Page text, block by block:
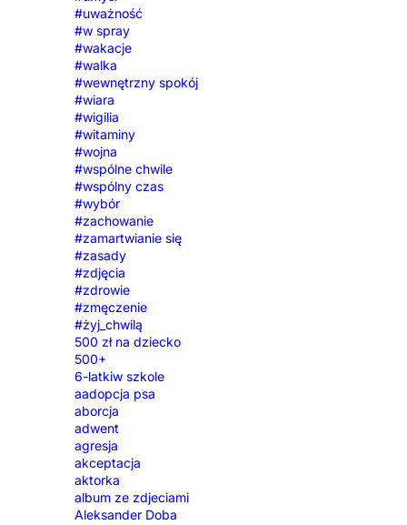
#uważność
#w spray
#wakacje
#walka
#wewnętrzny spokój
#wiara
#wigilia
#witaminy
#wojna
#wspólne chwile
#wspólny czas
#wybór
#zachowanie
#zamartwianie się
#zasady
#zdjęcia
#zdrowie
#zmęczenie
#żyj_chwilą
500 zł na dziecko
500+
6-latkiw szkole
aadopcja psa
aborcja
adwent
agresja
akceptacja
aktorka
album ze zdjeciami
Aleksander Doba